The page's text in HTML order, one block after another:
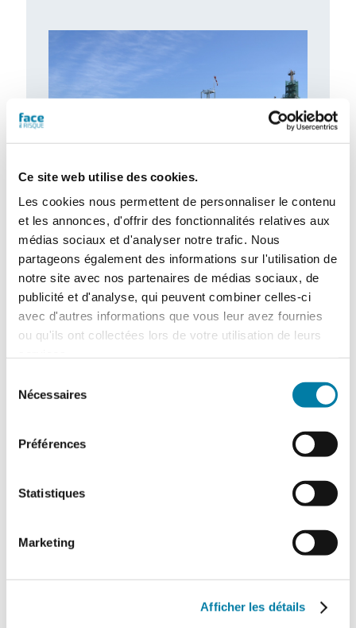
Ce site web utilise des cookies.
Les cookies nous permettent de personnaliser le contenu
et les annonces, d'offrir des fonctionnalités relatives aux
médias sociaux et d'analyser notre trafic. Nous
partageons également des informations sur l'utilisation de
notre site avec nos partenaires de médias sociaux, de
publicité et d'analyse, qui peuvent combiner celles-ci
avec d'autres informations que vous leur avez fournies
ou qu'ils ont collectées lors de votre utilisation de leurs
Nécessaires
Préférences
Statistiques
Marketing
Afficher les détails
Accidentologie industrielle : les
enseignements de l’année 2025
Le Barpi a publié son inventaire des
incidents et accidents technologiques
survenus en 2025 au sein des installations
classées…
CH de l’Estran
le 10 février 2026, un exercice attentat